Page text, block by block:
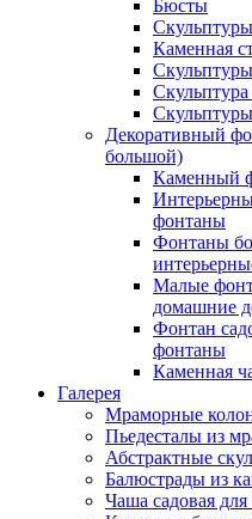
Бюсты
Каменная
Скульптура
Декоративный
большой)
Каменный
фонтаны
Фонтаны
Малые
домашние
Фонтан
фонтаны
Каменная
Галерея
Мраморные
Пьедесталы из
Абстрактные
Балюстрады из
Чаша садовая